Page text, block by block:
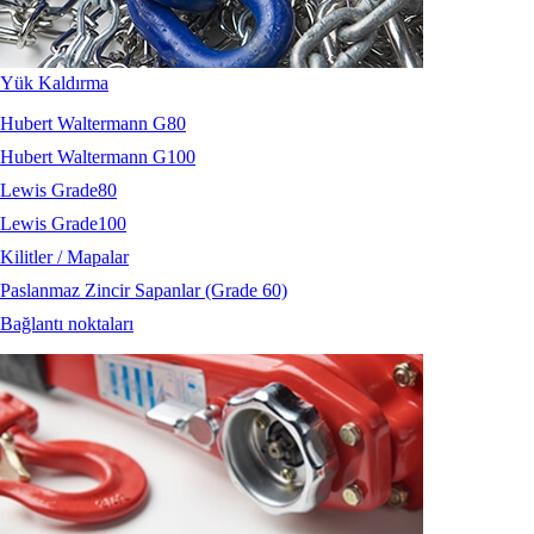
Yük Kaldırma
Hubert Waltermann G80
Hubert Waltermann G100
Lewis Grade80
Lewis Grade100
Kilitler / Mapalar
Paslanmaz Zincir Sapanlar (Grade 60)
Bağlantı noktaları